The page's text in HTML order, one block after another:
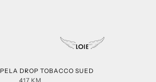
DROP TOBACCO SUED
417 KM